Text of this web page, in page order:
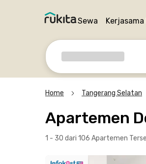
Sewa
Home Tangerang Selatan
Apartemen
1 - 30 dari 106 Apartemen